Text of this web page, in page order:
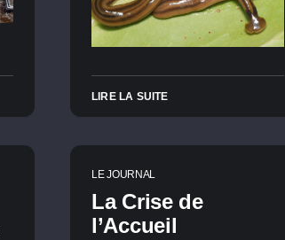
LIRE LA SUITE
LE JOURNAL
La Crise de
l’Accueil